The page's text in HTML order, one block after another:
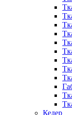
Кедер